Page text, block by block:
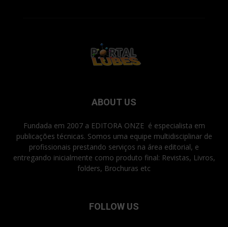
ABOUT US
Fundada em 2007 a EDITORA ONZE é especialista em
publicações técnicas. Somos uma equipe multidisciplinar de
profissionais prestando serviços na área editorial, e
entregando inicialmente como produto final: Revistas, Livros,
folders, Brochuras etc
FOLLOW US